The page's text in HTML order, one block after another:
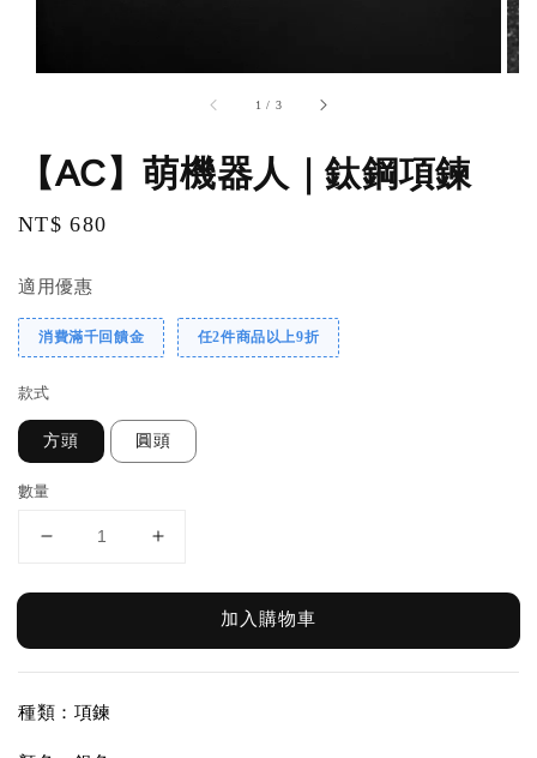
1 / 3
【AC】萌機器人｜鈦鋼項鍊
Regular
NT$ 680
適用優惠
消費滿千回饋金 任2件商品以上9折
款式
方頭 圓頭
數量
加入購物車
種類：項鍊